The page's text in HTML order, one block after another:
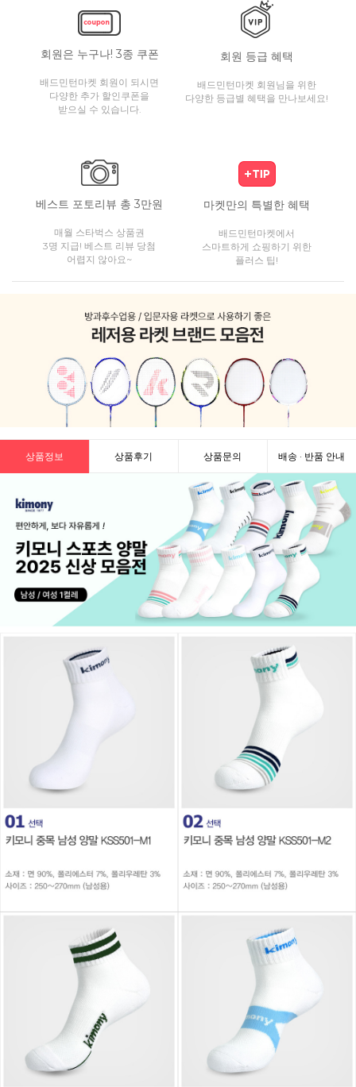
회원은 누구나! 3종 쿠폰
배드민턴마켓 회원이 되시면
다양한 추가 할인쿠폰을
받으실 수 있습니다.
회원 등급 혜택
배드민턴마켓 회원님을 위한
다양한 등급별 혜택을 만나보세요!
베스트 포토리뷰 총 3만원
매월 스타벅스 상품권
3명 지급! 베스트 리뷰 당첨
어렵지 않아요~
마켓만의 특별한 혜택
배드민턴마켓에서
스마트하게 쇼핑하기 위한
플러스 팁!
상품정보 상품후기 상품문의 배송 · 반품 안내